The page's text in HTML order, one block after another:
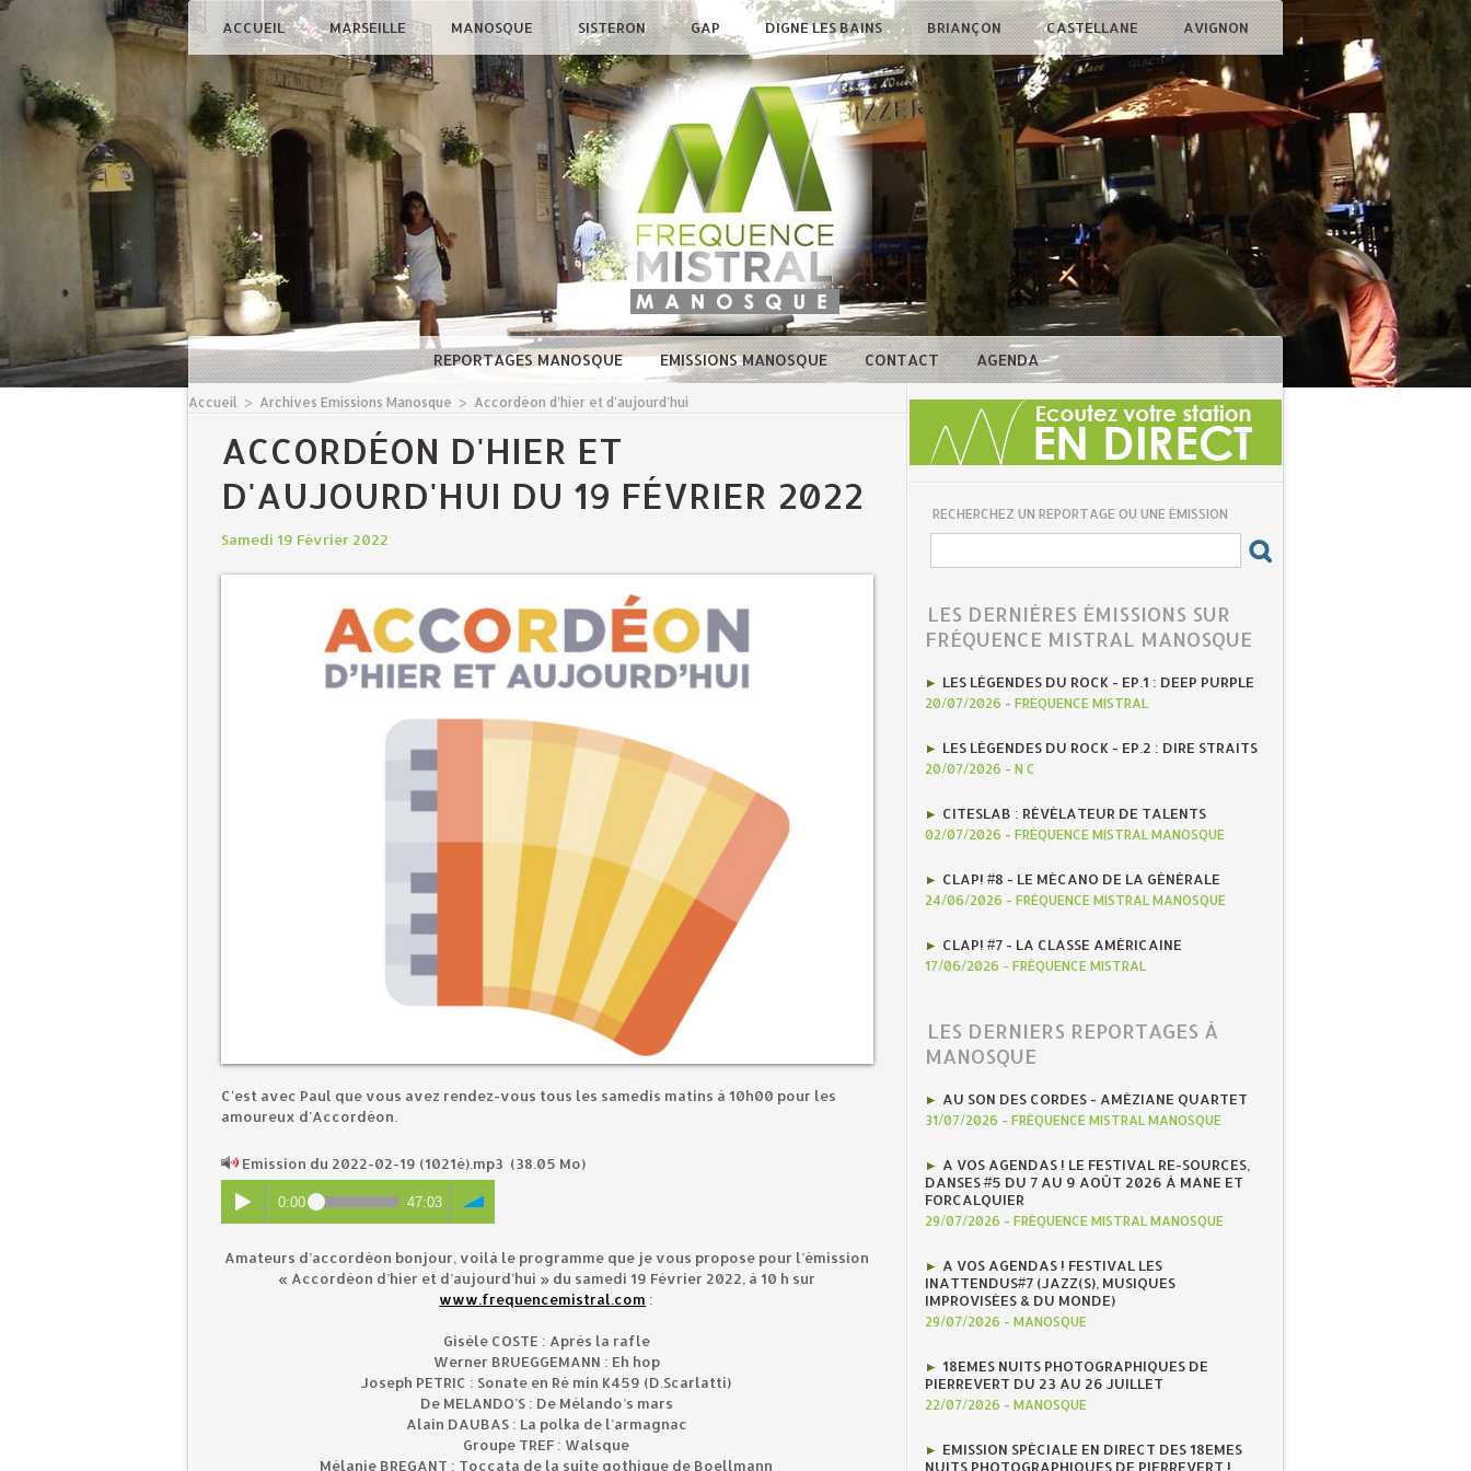
ACCUEIL MARSEILLE MANOSQUE SISTERON GAP DIGNE LES BAINS BRIANÇON CASTELLANE AVIGNON
REPORTAGES MANOSQUE EMISSIONS MANOSQUE CONTACT AGENDA
Accueil > Archives Emissions Manosque > Accordéon d'hier et d'aujourd'hui
ACCORDÉON D'HIER ET
D'AUJOURD'HUI DU 19 FÉVRIER 2022
Samedi 19 Février 2022
C'est avec Paul que vous avez rendez-vous tous les samedis matins à 10h00 pour les
amoureux d'Accordéon.
Emission du 2022-02-19 (1021è).mp3 (38.05 Mo)
0:00 47:03
Amateurs d’accordéon bonjour, voilà le programme que je vous propose pour l’émission
« Accordéon d’hier et d’aujourd’hui » du samedi 19 Février 2022, à 10 h sur
www.frequencemistral.com :
Gisèle COSTE : Après la rafle
Werner BRUEGGEMANN : Eh hop
Joseph PETRIC : Sonate en Ré min K459 (D.Scarlatti)
De MELANDO’S : De Mélando’s mars
Alain DAUBAS : La polka de l’armagnac
Groupe TREF : Walsque
Mélanie BREGANT : Toccata de la suite gothique de Boellmann
RECHERCHEZ UN REPORTAGE OU UNE ÉMISSION
LES DERNIÈRES ÉMISSIONS SUR
FRÉQUENCE MISTRAL MANOSQUE
LES LÉGENDES DU ROCK - EP.1 : DEEP PURPLE
20/07/2026 - FRÉQUENCE MISTRAL
LES LÉGENDES DU ROCK - EP.2 : DIRE STRAITS
20/07/2026 - N C
CITESLAB : RÉVÉLATEUR DE TALENTS
02/07/2026 - FRÉQUENCE MISTRAL MANOSQUE
CLAP! #8 - LE MÉCANO DE LA GÉNÉRALE
24/06/2026 - FRÉQUENCE MISTRAL MANOSQUE
CLAP! #7 - LA CLASSE AMÉRICAINE
17/06/2026 - FRÉQUENCE MISTRAL
LES DERNIERS REPORTAGES À
MANOSQUE
AU SON DES CORDES - AMÉZIANE QUARTET
31/07/2026 - FRÉQUENCE MISTRAL MANOSQUE
A VOS AGENDAS ! LE FESTIVAL RE-SOURCES,
DANSES #5 DU 7 AU 9 AOÛT 2026 À MANE ET
FORCALQUIER
29/07/2026 - FRÉQUENCE MISTRAL MANOSQUE
A VOS AGENDAS ! FESTIVAL LES
INATTENDUS#7 (JAZZ(S), MUSIQUES
IMPROVISÉES & DU MONDE)
29/07/2026 - MANOSQUE
18EMES NUITS PHOTOGRAPHIQUES DE
PIERREVERT DU 23 AU 26 JUILLET
22/07/2026 - MANOSQUE
EMISSION SPÉCIALE EN DIRECT DES 18EMES
NUITS PHOTOGRAPHIQUES DE PIERREVERT !